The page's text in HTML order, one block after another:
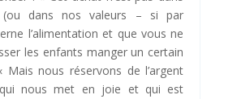
dans nos valeurs – si par
l’alimentation et que vous ne
les enfants manger un certain
Mais nous réservons de l’argent
nous met en joie et qui est